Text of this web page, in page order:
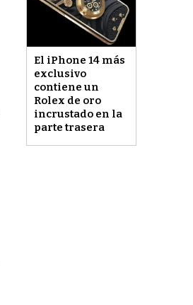
El iPhone 14 más
exclusivo
contiene un
Rolex de oro
incrustado en la
parte trasera